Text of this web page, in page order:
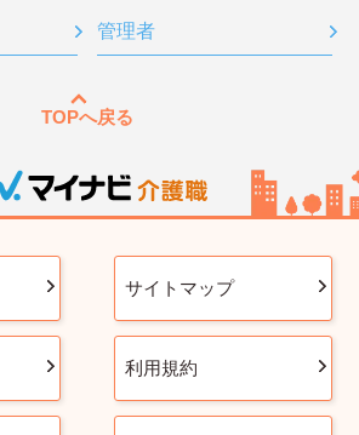
管理者
TOPへ戻る
サイトマップ
利用規約